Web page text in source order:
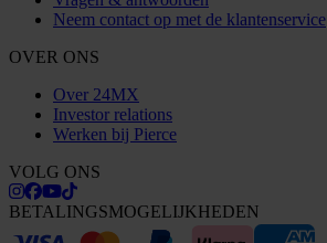
Neem contact op met de klantenservice
OVER ONS
Over 24MX
Investor relations
Werken bij Pierce
VOLG ONS
BETALINGSMOGELIJKHEDEN